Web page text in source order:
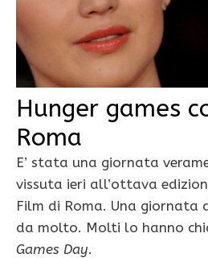
Hunger games
Roma
E’ stata una giornata
vissuta ieri all’ottava
Film di Roma. Una giornata
da molto. Molti lo hanno
Games Day.